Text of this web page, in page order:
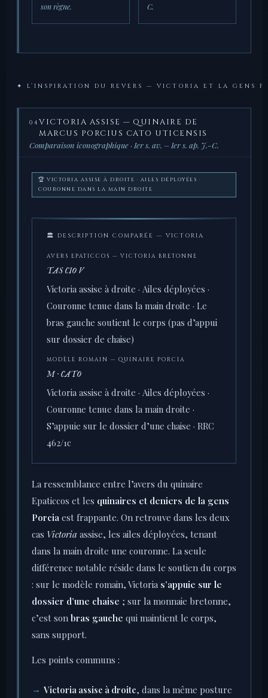
son règne. C.
✦ L’INSPIRATION DU REVERS — VICTORIA ET LA GENS
04 VICTORIA ASSISE — QUINAIRE DE
MARCUS PORCIUS CATO UTICENSIS
Comparaison iconographique · Ier s. av. – Ier s. ap. J.-C.
🏆 VICTORIA ASSISE À DROITE · AILES DÉPLOYÉES ·
COURONNE DANS LA MAIN DROITE
🏛 DESCRIPTION COMPARÉE — VICTORIA
AVERS EPATICCOS — VICTORIA BRETONNE
TAS CIO V
Victoria assise à droite · Ailes déployées ·
Couronne tenue dans la main droite · Le
bras gauche soutient le corps (pas d’appui
sur dossier de chaise)
MODÈLE ROMAIN — QUINAIRE PORCIA
M · CATO
Victoria assise à droite · Ailes déployées ·
Couronne tenue dans la main droite ·
S’appuie sur le dossier d’une chaise · RRC
462/1c
La ressemblance entre l’avers du quinaire
Epaticcos et les quinaires et deniers de la gens
Porcia est frappante. On retrouve dans les deux
cas Victoria assise, les ailes déployées, tenant
dans la main droite une couronne. La seule
différence notable réside dans le soutien du corps
: sur le modèle romain, Victoria s’appuie sur le
dossier d’une chaise ; sur la monnaie bretonne,
c’est son bras gauche qui maintient le corps,
sans support.
Les points communs :
Victoria assise à droite, dans la même posture